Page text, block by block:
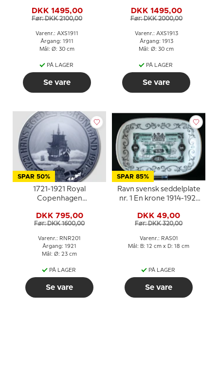
DKK 1495,00
Før: DKK 2100,00
Varenr.: AXS1911
Årgang: 1911
Mål: Ø: 30 cm
PÅ LAGER
Se vare
DKK 1495,00
Før: DKK 2000,00
Varenr.: AXS1913
Årgang: 1913
Mål: Ø: 30 cm
PÅ LAGER
Se vare
SPAR 50%
1721-1921 Royal
Copenhagen
Egede
DKK 795,00
Før: DKK 1600,00
Varenr.: RNR201
Årgang: 1921
Mål: Ø: 23 cm
PÅ LAGER
Se vare
SPAR 85%
Ravn svensk seddelplate
nr. 1 En krone 1914-1921
DKK 49,00
Før: DKK 320,00
Varenr.: RAS01
Mål: B: 12 cm x D: 18 cm
PÅ LAGER
Se vare